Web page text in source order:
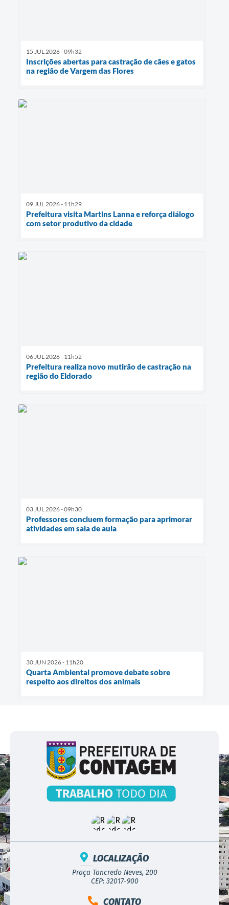
15 JUL 2026 - 09h32
Inscrições abertas para castração de cães e gatos
na região de Vargem das Flores
09 JUL 2026 - 11h29
Prefeitura visita Martins Lanna e reforça diálogo
com setor produtivo da cidade
06 JUL 2026 - 11h52
Prefeitura realiza novo mutirão de castração na
região do Eldorado
03 JUL 2026 - 09h30
Professores concluem formação para aprimorar
atividades em sala de aula
30 JUN 2026 - 11h20
Quarta Ambiental promove debate sobre
respeito aos direitos dos animais
LOCALIZAÇÃO
Praça Tancredo Neves, 200
CEP: 32017-900
CONTATO